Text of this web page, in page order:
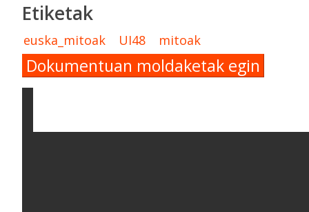
Etiketak
euska_mitoak UI48 mitoak
Dokumentuan moldaketak egin